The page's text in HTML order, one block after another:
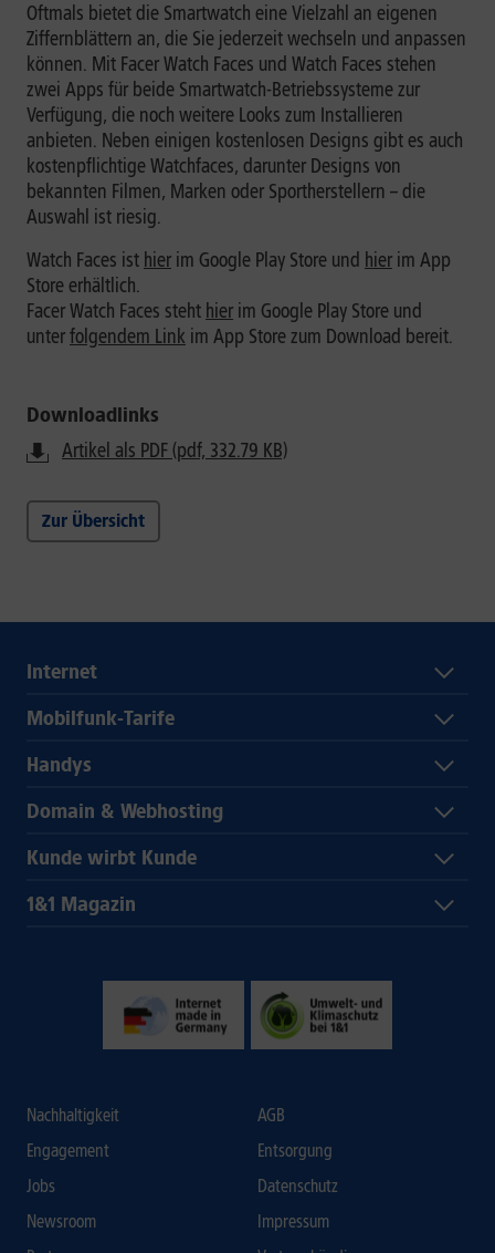
Oftmals bietet die Smartwatch eine Vielzahl an eigenen
Ziffernblättern an, die Sie jederzeit wechseln und anpassen
können. Mit Facer Watch Faces und Watch Faces stehen
zwei Apps für beide Smartwatch-Betriebssysteme zur
Verfügung, die noch weitere Looks zum Installieren
anbieten. Neben einigen kostenlosen Designs gibt es auch
kostenpflichtige Watchfaces, darunter Designs von
bekannten Filmen, Marken oder Sportherstellern – die
Auswahl ist riesig.
Watch Faces ist hier im Google Play Store und hier im App
Store erhältlich.
Facer Watch Faces steht hier im Google Play Store und
unterfolgendem Link im App Store zum Download bereit.
Downloadlinks
Artikel als PDF (pdf, 332.79 KB)
Zur Übersicht
Internet
Mobilfunk-Tarife
Handys
Domain & Webhosting
Kunde wirbt Kunde
1&1 Magazin
Nachhaltigkeit
Engagement
Jobs
Newsroom
AGB
Entsorgung
Datenschutz
Impressum